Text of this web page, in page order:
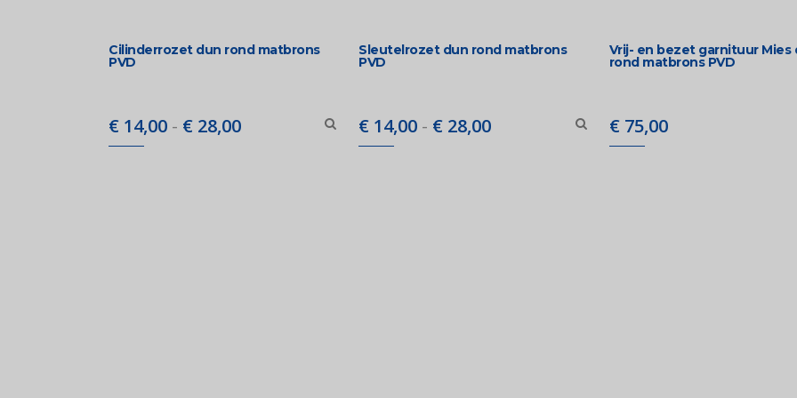
Cilinderrozet dun rond matbrons
PVD
€ 14,00 - € 28,00Prijsklasse:
Sleutelrozet dun rond matbrons
PVD
€ 14,00 - € 28,00Prijsklasse:
Vrij- en bezet garnituur Mies
rond matbrons PVD
€75,00